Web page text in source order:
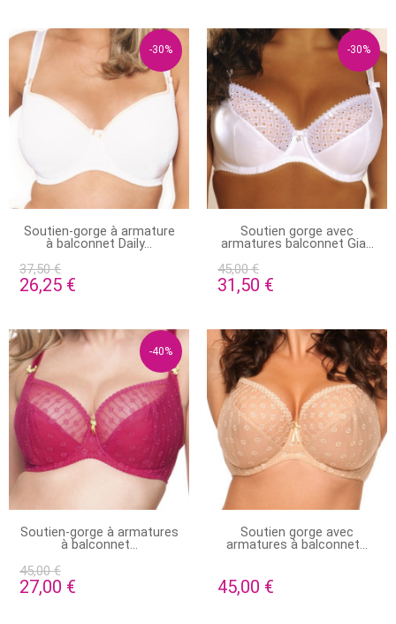
-30%
PRODUIT DISPONIBLE AVEC
D'AUTRES OPTIONS
Soutien-gorge à armature
à balconnet Daily...
37,50 €
26,25 €
-30%
PRODUIT DISPONIBLE AVEC
D'AUTRES OPTIONS
Soutien gorge avec
armatures balconnet Gia...
45,00 €
31,50 €
-40%
STOCK ÉPUISÉ
Soutien-gorge à armatures
à balconnet...
45,00 €
27,00 €
EN STOCK
Soutien gorge avec
armatures à balconnet...
45,00 €